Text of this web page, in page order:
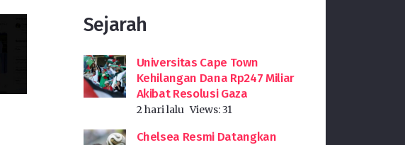
Sejarah
Universitas Cape Town
Kehilangan Dana Rp247 Miliar
Akibat Resolusi Gaza
2 hari lalu Views:31
Chelsea Resmi Datangkan